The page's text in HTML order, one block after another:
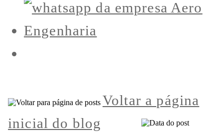
Voltar a página
inicial do blog